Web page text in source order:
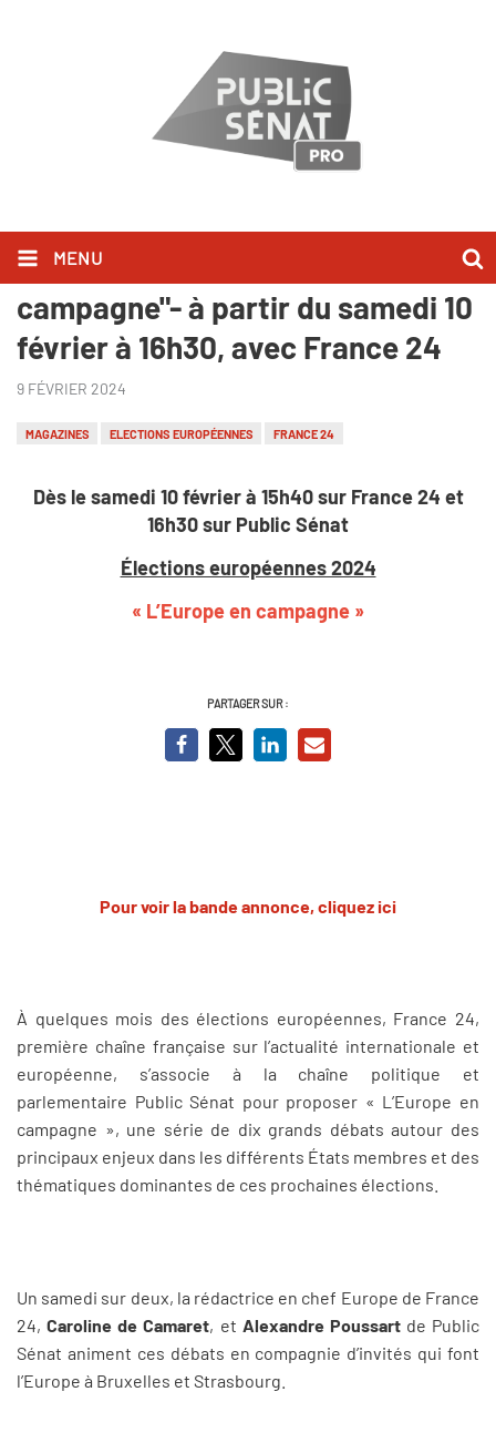
MENU
Public Sénat | "L'Europe en
campagne"- à partir du samedi 10
février à 16h30, avec France 24
9 FÉVRIER 2024
MAGAZINES ELECTIONS EUROPÉENNES FRANCE 24
Dès le samedi 10 février à 15h40 sur France 24 et
16h30 sur Public Sénat
Élections européennes 2024
« L’Europe en campagne »
PARTAGER SUR :
Pour voir la bande annonce, cliquez ici
À quelques mois des élections européennes, France 24,
première chaîne française sur l’actualité internationale et
européenne, s’associe à la chaîne politique et
parlementaire Public Sénat pour proposer « L’Europe en
campagne », une série de dix grands débats autour des
principaux enjeux dans les différents États membres et des
thématiques dominantes de ces prochaines élections.
Un samedi sur deux, la rédactrice en chef Europe de France
24,Caroline de Camaret, et Alexandre Poussartde Public
Sénat animent ces débats en compagnie d’invités qui font
l’Europe à Bruxelles et Strasbourg.